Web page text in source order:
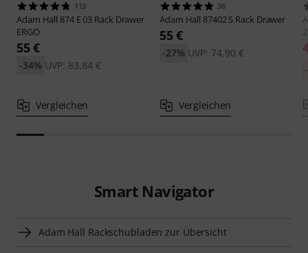
113
Adam Hall 874 E 03 Rack Drawer
ERGO
55 €
UVP: 83,84 €
-34%
Vergleichen
36
Adam Hall 87402 S Rack Drawer
55 €
UVP: 74,90 €
-27%
Vergleichen
Smart Navigator
Adam Hall Rackschubladen zur Übersicht